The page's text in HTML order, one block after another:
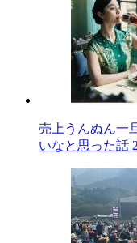
売上うんぬん一
いなと思った話